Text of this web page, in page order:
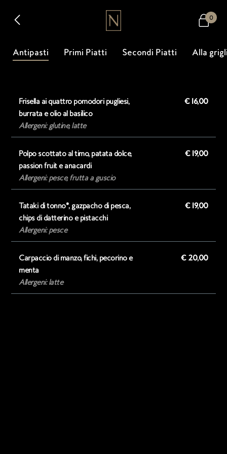
0
Frisella ai quattro pomodori pugliesi,
burrata e olio al basilico
Allergeni: glutine, latte
€ 16,00
Polpo scottato al timo, patata dolce,
passion fruit e anacardi
Allergeni: pesce, frutta a guscio
€ 19,00
Tataki di tonno*, gazpacho di pesca,
chips di datterino e pistacchi
Allergeni: pesce
€ 19,00
Carpaccio di manzo, fichi, pecorino e
menta
Allergeni: latte
€ 20,00
Antipasti Primi Piatti Secondi Piatti Alla